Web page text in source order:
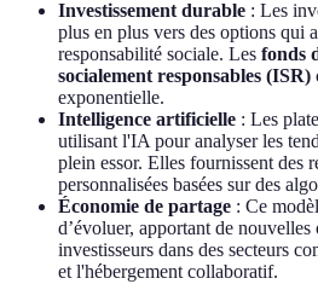
Investissement durable : Les
plus en plus vers des options qui
responsabilité sociale. Les fonds
socialement responsables (ISR)
exponentielle.
Intelligence artificielle : Les
utilisant l'IA pour analyser les
plein essor. Elles fournissent des
personnalisées basées sur des
Économie de partage : Ce
d’évoluer, apportant de
investisseurs dans des secteurs
et l'hébergement collaboratif.